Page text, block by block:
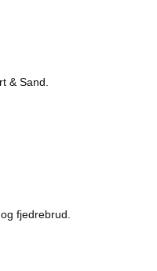
& Sand.
fjedrebrud.